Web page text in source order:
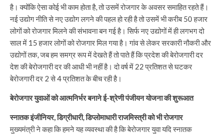
है। क्योंकि ऐसा कोई भी काम होता है, तो उसमें रोजगार के अवसर समाहित रहते हैं।
नई उद्योग नीति से नए उद्योग लगने की पहल हो रही है तो उसमें भी करीब 50 हजार
लोगों को रोजगार मिलने की संभावना बन गई है। सिर्फ नए उद्योगों में ही लगभग दो
साल में 15 हजार लोगों को रोजगार मिल गया है। गांव से लेकर सरकारी नौकरी और
उद्योगों तक, जब हम समग्र रूप में देखते हैं तो पाते हैं कि प्रदेश की बेरोजगारी दर
देश की बेरोजगारी दर की आधी भी नहीं है। दो वर्ष में 22 प्रतिशत से घटकर
बेरोजगारी दर 2 से 4 प्रतिशत के बीच रही है।
बेरोजगार युवाओं को आत्मनिर्भर बनाने ई-श्रेणी पंजीयन योजना की शुरूआत
स्नातक इंजीनियर, डिग्रीधारी, डिप्लोमाधारी राजमिस्त्री को भी रोजगार
मुख्यमंत्री ने कहा कि हमने यह व्यवस्था की है कि बेरोजगार युवा यदि स्नातक